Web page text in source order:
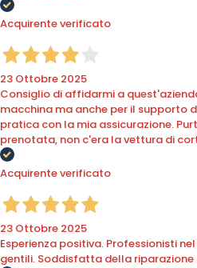
Acquirente verificato
23 Ottobre 2025
Consiglio di affidarmi a
macchina ma anche per il supporto
pratica con la mia assicurazione.
prenotata, non c'era la vettura di
Acquirente verificato
23 Ottobre 2025
Esperienza positiva. Professionisti
gentili. Soddisfatta della